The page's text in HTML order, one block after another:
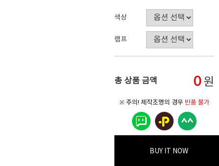
색상
램프
총 상품 금액 0원
※ 주의! 제작조명의 경우 반품 불가
BUY IT NOW